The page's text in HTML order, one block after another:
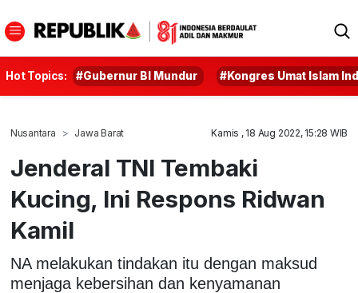
Hot Topics: #Gubernur BI Mundur #Kongres Umat Islam
Nusantara Jawa Barat Kamis , 18 Aug 2022, 15:28 WIB
Jenderal TNI Tembaki
Kucing, Ini Respons Ridwan
Kamil
NA melakukan tindakan itu dengan maksud
menjaga kebersihan dan kenyamanan